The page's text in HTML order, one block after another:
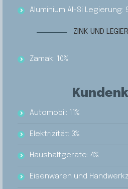
Aluminium Al-Si Legierung:
ZINK UND
Zamak: 10%
Automobil: 11%
Elektrizität: 3%
Haushaltgeräte: 4%
Eisenwaren und